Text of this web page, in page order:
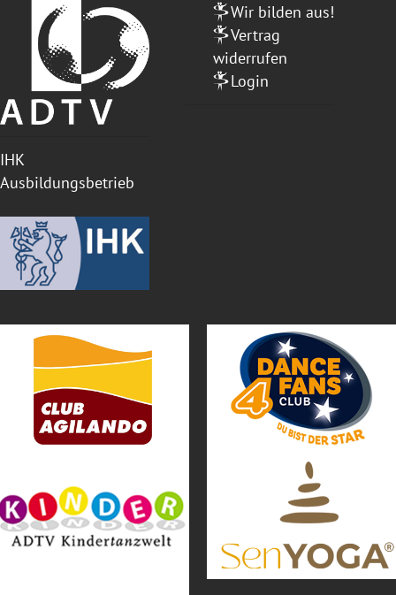
IHK
Ausbildungsbetrieb
Wir bilden aus!
Vertrag
widerrufen
Login